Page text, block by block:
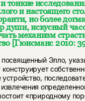
и тонкие
и настоящего
но более
души, искусный
механизм
[Гюисманс 2010:
Элло,
«природному